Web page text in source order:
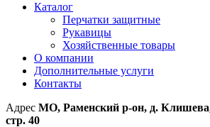
Каталог
Перчатки защитные
Рукавицы
Хозяйственные товары
О компании
Дополнительные услуги
Контакты
Адрес МО, Раменский р-он, д.
стр. 40